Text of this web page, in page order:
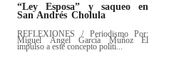
“Ley Esposa” y saqueo en
San Andrés Cholula
REFLEXIONES / Periodismo Por:
Miguel Ángel García Muñoz El
impulso a este concepto políti...